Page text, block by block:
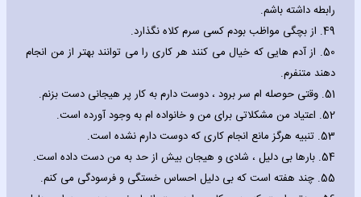
رابطه داشته باشم.
49. از بچگی مواظب بودم کسی سرم کلاه نگذارد.
50. از آدم هایی که خیال می کنند هر کاری را می توانند بهتر از من انجام
دهند متنفرم.
51. وقتی حوصله ام سر برود ، دوست دارم به کار پر هیجانی دست بزنم.
52. اعتیاد من مشکلاتی برای من و خانواده ام به وجود آورده است.
53. تنبیه هرگز مانع انجام کاری که دوست دارم نشده است.
54. بارها بی دلیل ، شادی و هیجان بیش از حد به من دست داده است.
55. چند هفته است که بی دلیل احساس خستگی و فرسودگی می کنم.